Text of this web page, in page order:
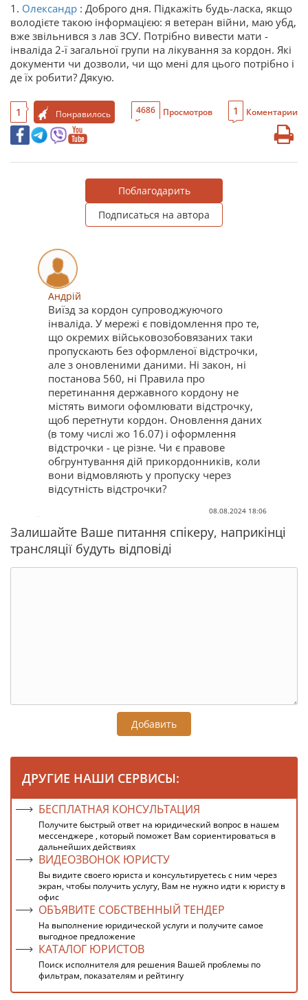
1. Олександр : Доброго дня. Підкажіть будь-ласка, якщо
володієте такою інформацією: я ветеран війни, маю убд,
вже звільнився з лав ЗСУ. Потрібно вивести мати -
інваліда 2-ї загальної групи на лікування за кордон. Які
документи чи дозволи, чи що мені для цього потрібно і
де їх робити? Дякую.
1 Понравилось 4686 Просмотров 1 Коментарии
Поблагодарить
Подписаться на автора
Андрій
Виїзд за кордон супроводжуючого
інваліда. У мережі є повідомлення про те,
що окремих військовозобовязаних таки
пропускають без оформленої відстрочки,
але з оновленими даними. Ні закон, ні
постанова 560, ні Правила про
перетинання державного кордону не
містять вимоги офомлювати відстрочку,
щоб перетнути кордон. Оновлення даних
(в тому числі жо 16.07) і оформлення
відстрочки - це різне. Чи є правове
обгрунтування дій прикордонників, коли
вони відмовляють у пропуску через
відсутність відстрочки?
08.08.2024 18:06
Залишайте Ваше питання спікеру, наприкінці
трансляції будуть відповіді
Добавить
ДРУГИЕ НАШИ СЕРВИСЫ:
БЕСПЛАТНАЯ КОНСУЛЬТАЦИЯ
Получите быстрый ответ на юридический вопрос в нашем
мессенджере , который поможет Вам сориентироваться в
дальнейших действиях
ВИДЕОЗВОНОК ЮРИСТУ
Вы видите своего юриста и консультируетесь с ним через
экран, чтобы получить услугу, Вам не нужно идти к юристу в
офис
ОБЪЯВИТЕ СОБСТВЕННЫЙ ТЕНДЕР
На выполнение юридической услуги и получите самое
выгодное предложение
КАТАЛОГ ЮРИСТОВ
Поиск исполнителя для решения Вашей проблемы по
фильтрам, показателям и рейтингу